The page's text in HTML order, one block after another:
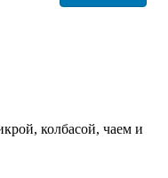
колбасой, чаем и